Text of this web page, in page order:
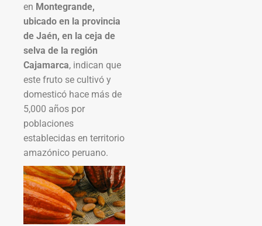
en Montegrande,
ubicado en la provincia
de Jaén, en la ceja de
selva de la región
Cajamarca, indican que
este fruto se cultivó y
domesticó hace más de
5,000 años por
poblaciones
establecidas en territorio
amazónico peruano.